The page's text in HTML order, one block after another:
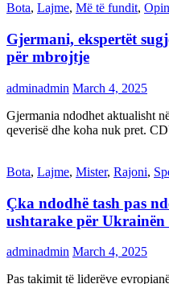
Bota, Lajme, Më të fundit,
Gjermani, ekspertët
për mbrojtje
adminadmin March 4, 2025
Gjermania ndodhet aktualisht
qeverisë dhe koha nuk pret.
Bota, Lajme, Mister, Rajoni,
Çka ndodhë tash pas
ushtarake për
adminadmin March 4, 2025
Pas takimit të liderëve